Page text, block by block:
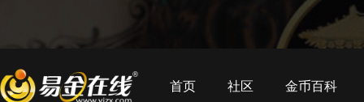
首页 社区 金币百科